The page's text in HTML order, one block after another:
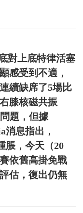
對上底特律活塞
感受到不適，
續缺席了5場比
膝核磁共振
題，但據
消息指出，
脹，今天（20
依舊高掛免戰
估，復出仍無